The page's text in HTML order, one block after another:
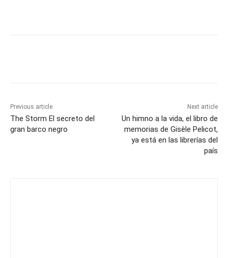
Previous article
The Storm El secreto del
gran barco negro
Next article
Un himno a la vida, el libro de
memorias de Gisèle Pelicot,
ya está en las librerías del
país